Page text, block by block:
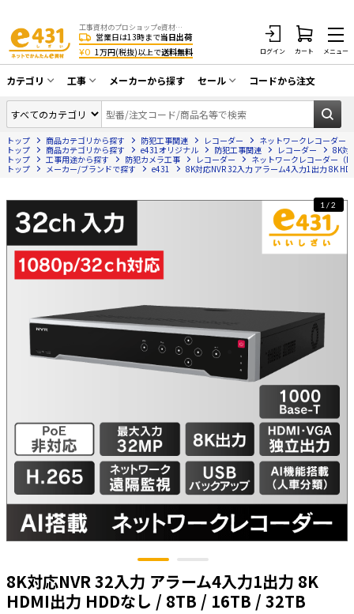
工事資材のプロショップe資材 CATV・アンテナ・防犯・光・LAN・電気・空調工事など
営業日は13時まで当日出荷
¥0 1万円(税抜)以上で送料無料 ログイン カート メニュー
カテゴリ
同軸ケーブル／テレビ用接栓／関連工具
アンテナ・取付金具・ブースター／CATV
部材類
配線補助具（モール・結束バンド・テー
防犯工事関連
HDMIケーブル・周辺機器／RCAケーブル
電話線／コネクタ／アダプタ
LANケーブル・コネクタ・関連資材/機器
ネットワーク機器
電源ケーブル／コネクタ／分電盤／ブレ
ーカ
照明・照明器具
電源タップ・延長コード
スイッチ・コンセント（配線器具）
PF管/FEP管/CD管/情報線保護管
ボックス・ビニル電線管付属品・引き込
みカバー
工事
CATV・アンテナ工事
光工事・FTTH工事
エアコン・換気扇工事
防犯カメラ工事
LAN配線工事
電話工事
EV充電設備工事
照明設置工事
メーカーから探す セール
在庫一掃セール
コードから注文
トップ 商品カテゴリから探す 防犯工事関連 レコーダー
ネットワークレコーダー
トップ
商品カテゴリから探す e431オリジナル 防犯工事関連 レコーダー
8K対
トップ
工事用途から探す 防犯カメラ工事 レコーダー
ネットワークレコーダー（
トップ
メーカー/ブランドで探す e431 8K対応NVR 32入力 アラーム4入力1出力 8K
8K対応NVR 32入力 アラーム4入力1出力 8K
HDMI出力 HDDなし / 8TB / 16TB / 32TB
1/2